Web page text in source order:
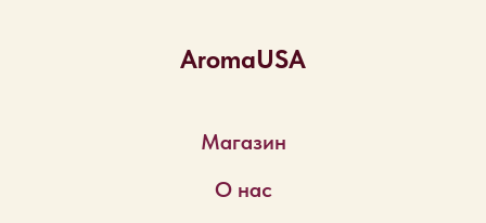
AromaUSA
Магазин
О нас